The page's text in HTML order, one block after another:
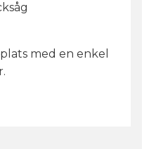
med en enkel